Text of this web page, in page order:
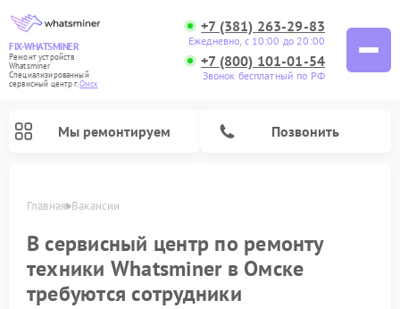
FIX-WHATSMINER
Ремонт устройств
Whatsminer
Специализированный
cервисный центр г.Омск
+7 (381) 263-29-83
Ежедневно, с 10:00 до 20:00
+7 (800) 101-01-54
Звонок бесплатный по РФ
Мы ремонтируем Позвонить
Главная Вакансии
В сервисный центр по ремонту
техники Whatsminer в Омске
требуются сотрудники